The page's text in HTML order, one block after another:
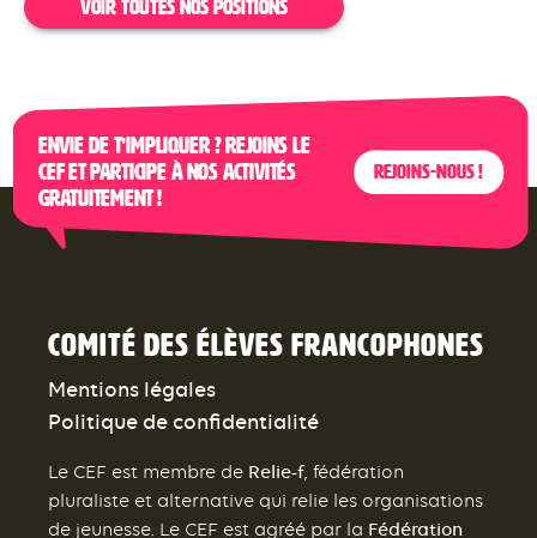
VOIR TOUTES NOS POSITIONS
Envie de t’impliquer ? Rejoins le
CEF et participe à nos activités
gratuitement !
Rejoins-nous !
Comité des élèves francophones
Mentions légales
Politique de confidentialité
Le CEF est membre de Relie-f, fédération
pluraliste et alternative qui relie les organisations
de jeunesse. Le CEF est agréé par la Fédération